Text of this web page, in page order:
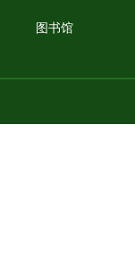
图书馆